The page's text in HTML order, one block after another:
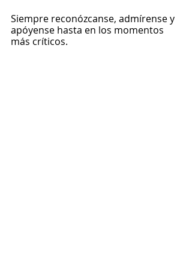
Siempre reconózcanse, admírense y
apóyense hasta en los momentos
más críticos.